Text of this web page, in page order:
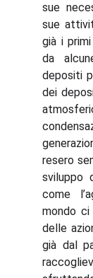
sue
sue
già i
da
depositi
dei
resero
sviluppo
come
mondo
delle
già dal